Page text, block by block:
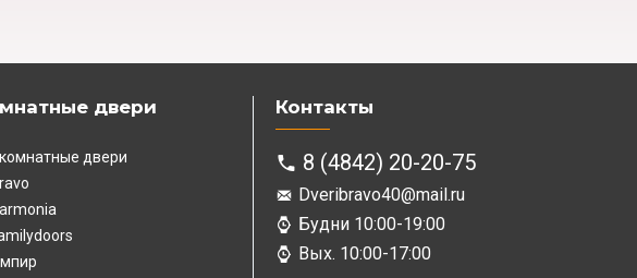
двери
двери
Контакты
8 (4842) 20-20-75
Dveribravo40@mail.ru
Будни 10:00-19:00
Вых. 10:00-17:00